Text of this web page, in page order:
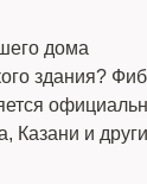
дома
здания?
Казани и